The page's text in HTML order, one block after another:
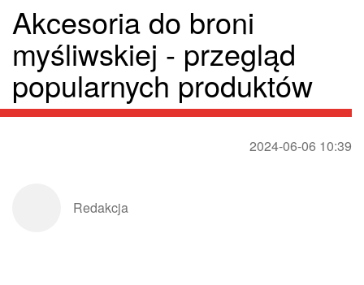
Akcesoria do broni
myśliwskiej - przegląd
popularnych produktów
2024-06-06 10:39
Redakcja